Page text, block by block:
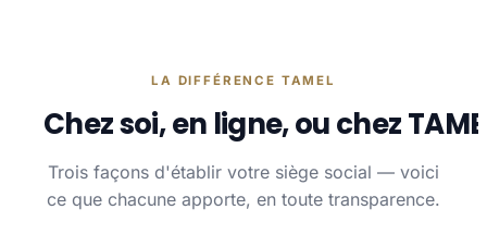
LA DIFFÉRENCE TAMEL
Chez soi, en ligne, ou chez
Trois façons d'établir votre siège social — voici
ce que chacune apporte, en toute transparence.